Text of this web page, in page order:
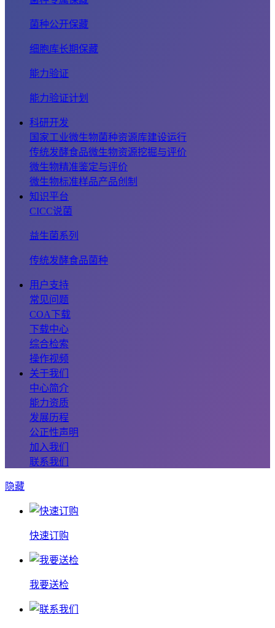
菌种公开保藏
细胞库长期保藏
能力验证
能力验证计划
科研开发
国家工业微生物菌种资源库建设运行
传统发酵食品微生物资源挖掘与评价
微生物精准鉴定与评价
微生物标准样品产品创制
知识平台
CICC说菌
益生菌系列
传统发酵食品菌种
用户支持
常见问题
COA下载
下载中心
综合检索
操作视频
关于我们
中心简介
能力资质
发展历程
公正性声明
加入我们
联系我们
隐藏
快速订购
我要送检